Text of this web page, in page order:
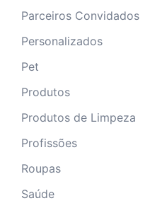
Parceiros Convidados
Personalizados
Pet
Produtos
Produtos de Limpeza
Profissões
Roupas
Saúde